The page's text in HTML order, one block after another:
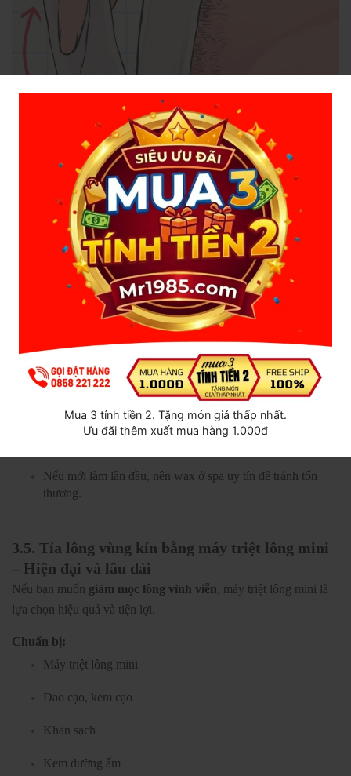
Các bước thực hiện:
Làm sạch vùng kín, lau khô.
Tẩy tế bào chết nhẹ nhàng để sáp bám tốt hơn.
Làm nóng sáp, kiểm tra nhiệt độ.
Thoa sáp theo chiều mọc của lông.
Dán giấy wax, miết nhẹ và giật ngược chiều mọc của
Bước 6:Lặp lại cho đến khi hoàn tất.
Bước 7:Thoa kem dưỡng ẩm để làm dịu da.
Nếu mới làm lần đầu, nên wax ở spa uy tín để tránh tổn
thương.
3.5. Tỉa lông vùng kín bằng máy triệt lông mini
– Hiện đại và lâu dài
Nếu bạn muốn giảm mọc lông vĩnh viễn, máy triệt lông mini là
lựa chọn hiệu quả và tiện lợi.
Chuẩn bị:
Máy triệt lông mini
Dao cạo, kem cạo
Khăn sạch
Kem dưỡng ẩm
Mua 3 tính tiền 2. Tặng món giá thấp nhất.
Ưu đãi thêm xuất mua hàng 1.000đ